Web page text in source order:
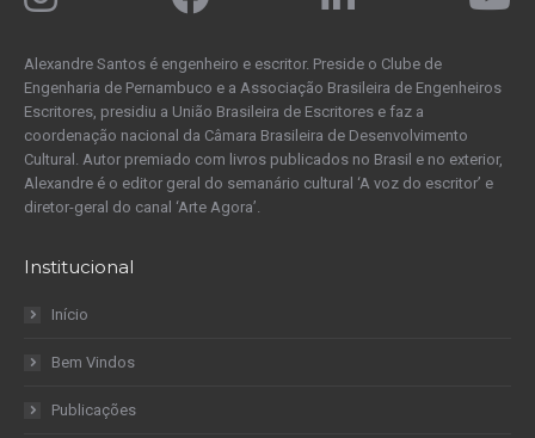
Alexandre Santos é engenheiro e escritor. Preside o Clube de
Engenharia de Pernambuco e a Associação Brasileira de Engenheiros
Escritores, presidiu a União Brasileira de Escritores e faz a
coordenação nacional da Câmara Brasileira de Desenvolvimento
Cultural. Autor premiado com livros publicados no Brasil e no exterior,
Alexandre é o editor geral do semanário cultural ‘A voz do escritor’ e
diretor-geral do canal ‘Arte Agora’.
Institucional
Início
Bem Vindos
Publicações